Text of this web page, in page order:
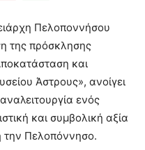
Πελοποννήσου
της πρόσκλησης
και
Άστρους», ανοίγει
ενός
και συμβολική αξία
την Πελοπόννησο.